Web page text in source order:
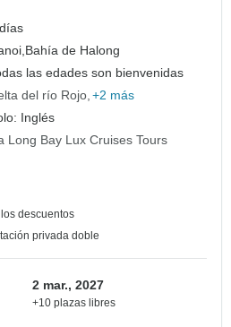
Bahía de Halong
las edades son bienvenidas
del río Rojo +2 más
Inglés
Long Bay Lux Cruises Tours
descuentos
privada doble
2 mar., 2027
+10 plazas libres